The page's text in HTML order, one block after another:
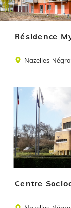
Résidence
Nazelles-
Illustration
Centre